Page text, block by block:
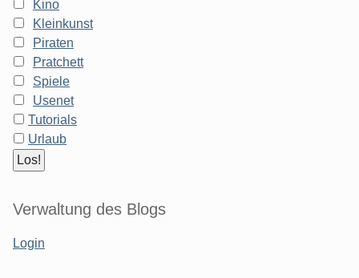
Kino
Kleinkunst
Piraten
Pratchett
Spiele
Usenet
Tutorials
Urlaub
Verwaltung des Blogs
Login